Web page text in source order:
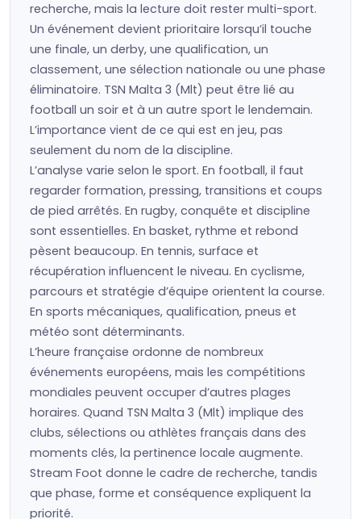
recherche, mais la lecture doit rester multi-sport.
Un événement devient prioritaire lorsqu’il touche
une finale, un derby, une qualification, un
classement, une sélection nationale ou une phase
éliminatoire. TSN Malta 3 (Mlt) peut être lié au
football un soir et à un autre sport le lendemain.
L’importance vient de ce qui est en jeu, pas
seulement du nom de la discipline.
L’analyse varie selon le sport. En football, il faut
regarder formation, pressing, transitions et coups
de pied arrêtés. En rugby, conquête et discipline
sont essentielles. En basket, rythme et rebond
pèsent beaucoup. En tennis, surface et
récupération influencent le niveau. En cyclisme,
parcours et stratégie d’équipe orientent la course.
En sports mécaniques, qualification, pneus et
météo sont déterminants.
L’heure française ordonne de nombreux
événements européens, mais les compétitions
mondiales peuvent occuper d’autres plages
horaires. Quand TSN Malta 3 (Mlt) implique des
clubs, sélections ou athlètes français dans des
moments clés, la pertinence locale augmente.
Stream Foot donne le cadre de recherche, tandis
que phase, forme et conséquence expliquent la
priorité.